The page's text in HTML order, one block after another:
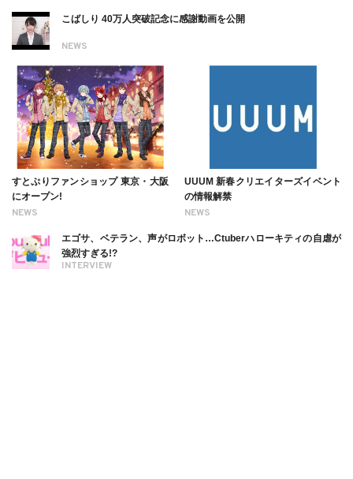
NEWS
こばしり 40万人突破記念に感謝動画を公開
NEWS
すとぷりファンショップ 東京・大阪
にオープン!
NEWS
UUUM 新春クリエイターズイベント
の情報解禁
INTERVIEW
エゴサ、ベテラン、声がロボット…Ctuberハローキティの自虐が
強烈すぎる!?